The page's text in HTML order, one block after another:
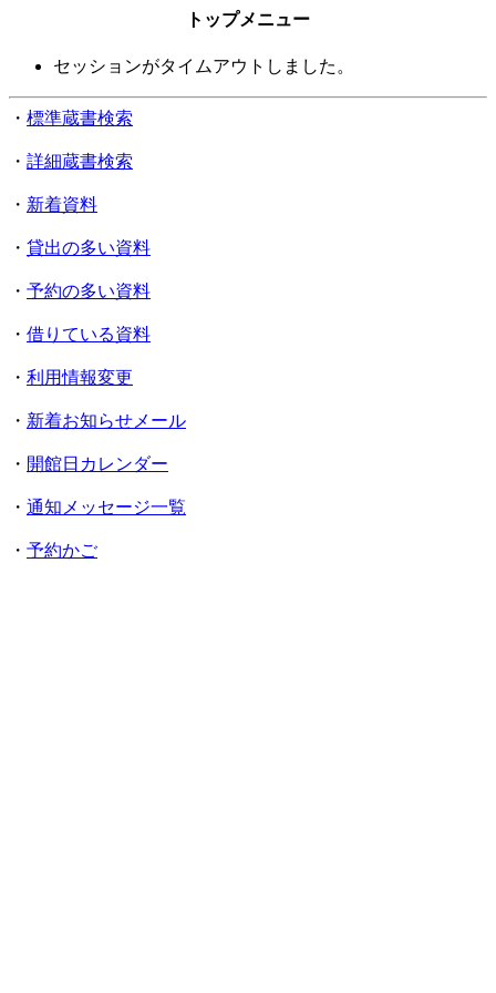
トップメニュー
セッションがタイムアウトしました。
・ 標準蔵書検索
・ 詳細蔵書検索
・ 新着資料
・ 貸出の多い資料
・ 予約の多い資料
・ 借りている資料
・ 利用情報変更
・ 新着お知らせメール
・ 開館日カレンダー
・ 通知メッセージ一覧
・ 予約かご